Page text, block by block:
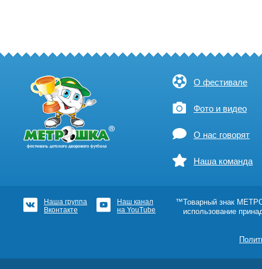
О фестивале
Фото и видео
О нас говорят
Наша команда
Наша группа
Вконтакте
Наш канал
на YouTube
™Товарный знак
использование